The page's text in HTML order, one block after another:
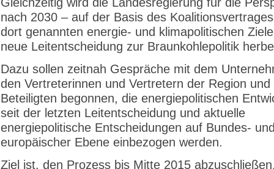
nach 2030 – auf der Basis des
dort genannten energie- und klimapolitischen
neue Leitentscheidung zur Braunkohlepolitik
Dazu sollen zeitnah Gespräche mit dem
den Vertreterinnen und Vertretern der Region und
Beteiligten begonnen, die energiepolitischen
seit der letzten Leitentscheidung und aktuelle
energiepolitische Entscheidungen auf Bundes-
europäischer Ebene einbezogen werden.
Ziel ist, den Prozess bis Mitte 2015